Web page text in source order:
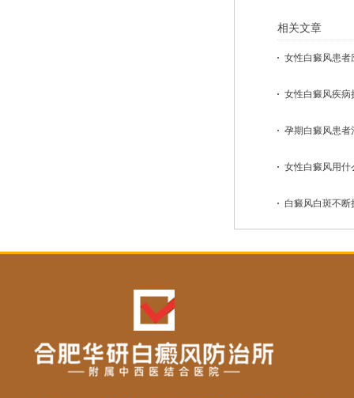
相关文章
女性白癜风患者
女性白癜风疾病
孕期白癜风患者
女性白癜风用什
白癜风白斑不断